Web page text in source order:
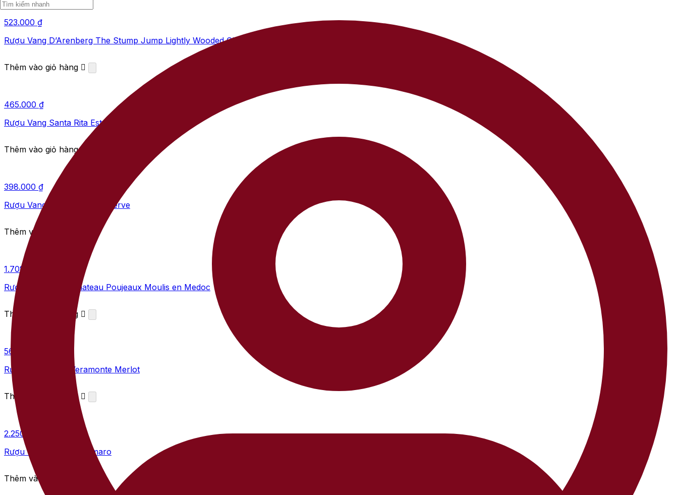
523.000 ₫
Rượu Vang D’Arenberg The Stump Jump Lightly Wooded Chardonnay
Thêm vào giỏ hàng
465.000 ₫
Rượu Vang Santa Rita Estate Reserva Syrah
Thêm vào giỏ hàng
398.000 ₫
Rượu Vang Viva Corsica Reserve
Thêm vào giỏ hàng
1.708.000
Rượu Vang Pháp Chateau Poujeaux Moulis en Medoc
Thêm vào giỏ hàng
565.000
Rượu Vang Chile Veramonte Merlot
Thêm vào giỏ hàng
2.250.000
Rượu Vang Santalba Amaro
Thêm vào giỏ hàng